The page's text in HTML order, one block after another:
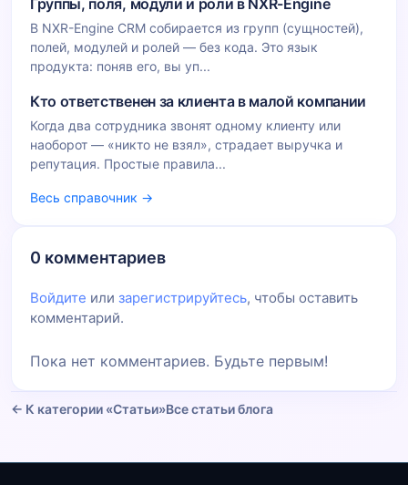
В NXR-Engine CRM собирается из групп (сущностей),
полей, модулей и ролей — без кода. Это язык
продукта: поняв его, вы уп...
Кто ответственен за клиента в малой компании
Когда два сотрудника звонят одному клиенту или
наоборот — «никто не взял», страдает выручка и
репутация. Простые правила...
Весь справочник →
0 комментариев
Войдите или зарегистрируйтесь, чтобы оставить
комментарий.
Пока нет комментариев. Будьте первым!
← К категории «Статьи»Все статьи блога